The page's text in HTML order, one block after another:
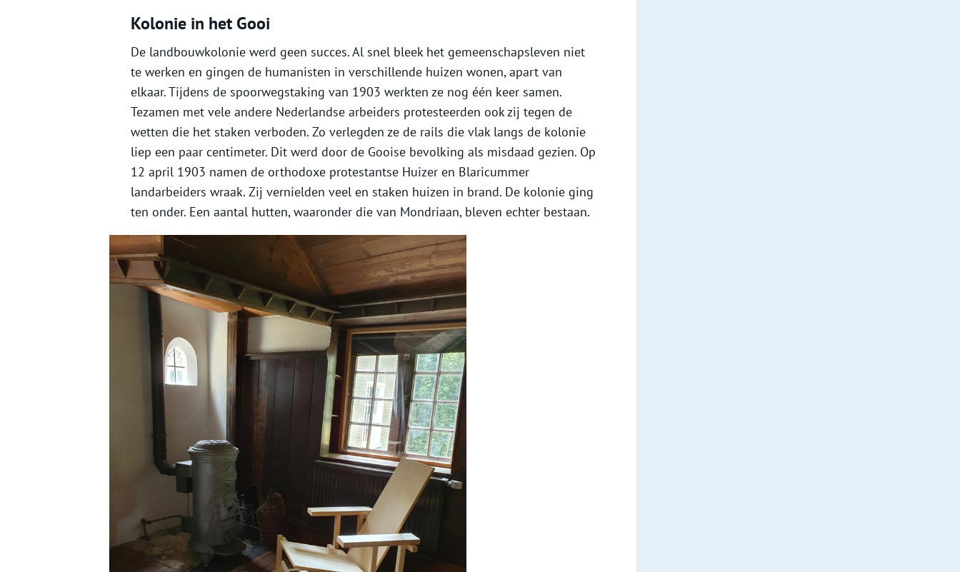
Kolonie in het Gooi
De landbouwkolonie werd geen succes. Al snel bleek het gemeenschapsleven niet
te werken en gingen de humanisten in verschillende huizen wonen, apart van
elkaar. Tijdens de spoorwegstaking van 1903 werkten ze nog één keer samen.
Tezamen met vele andere Nederlandse arbeiders protesteerden ook zij tegen de
wetten die het staken verboden. Zo verlegden ze de rails die vlak langs de kolonie
liep een paar centimeter. Dit werd door de Gooise bevolking als misdaad gezien. Op
12 april 1903 namen de orthodoxe protestantse Huizer en Blaricummer
landarbeiders wraak. Zij vernielden veel en staken huizen in brand. De kolonie ging
ten onder. Een aantal hutten, waaronder die van Mondriaan, bleven echter bestaan.